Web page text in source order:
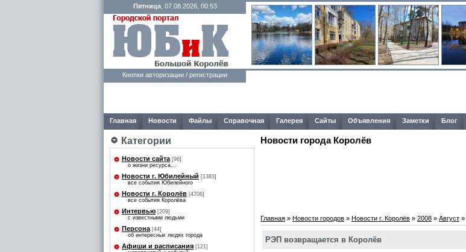
Пятница, 07.08.2026, 00:53
Кнопки авторизации / регистрации
Главная Новости Файлы Справочная Галерея Сайты Объявления Заметки Блог
Категории
Новости сайта [96]
о жизни ресурса...
Новости г. Юбилейный [1383]
все события Юбилейного
Новости г. Королёв [4706]
все события Королёва
Интервью [209]
с известными людьми
Персона [44]
об интересных людях города
Афиши и расписания [121]
Новости города Королёв
Главная » Новости городов » Новости г. Королёв » 2008 » Август »
РЭП возвращается в Королёв